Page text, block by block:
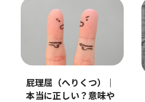
屁理屈（へりくつ）｜
本当に正しい？意味や